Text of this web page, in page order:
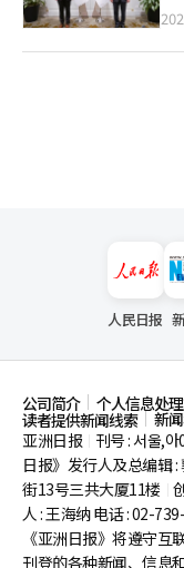
人民日报
公司简介 个人信息处
读者提供新闻线索
新
亚洲日报
刊号 : 서울,
日报》发行人及总编辑
街13号三共大厦11楼
人 : 王海纳 电话 : 02-
《亚洲日报》将遵守互
刊登的各种新闻、信息